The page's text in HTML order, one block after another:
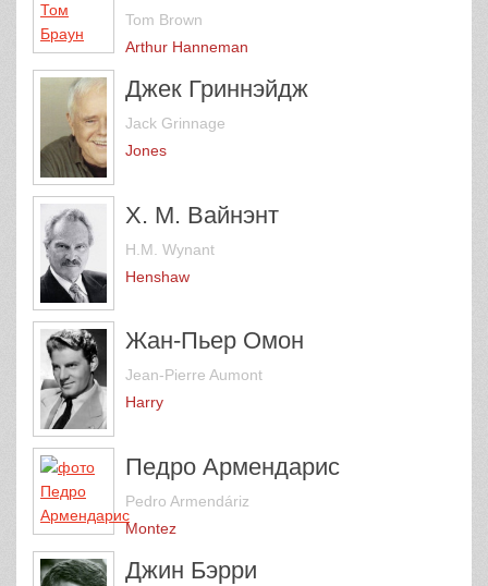
Tom Brown
Arthur Hanneman
Джек Гриннэйдж
Jack Grinnage
Jones
Х. М. Вайнэнт
H.M. Wynant
Henshaw
Жан-Пьер Омон
Jean-Pierre Aumont
Harry
Педро Армендарис
Pedro Armendáriz
Montez
Джин Бэрри